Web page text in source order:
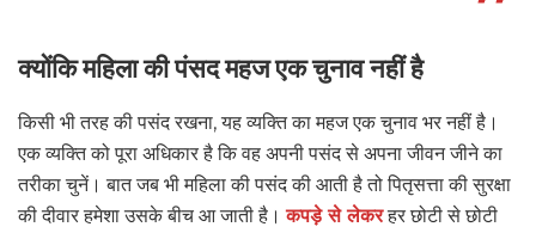
क्योंकि महिला की पंसद महज एक चुनाव नहीं है
किसी भी तरह की पसंद रखना, यह व्यक्ति का महज एक चुनाव भर नहीं है।
एक व्यक्ति को पूरा अधिकार है कि वह अपनी पसंद से अपना जीवन जीने का
तरीका चुनें। बात जब भी महिला की पसंद की आती है तो पितृसत्ता की सुरक्षा
की दीवार हमेशा उसके बीच आ जाती है।कपड़े से लेकरहर छोटी से छोटी